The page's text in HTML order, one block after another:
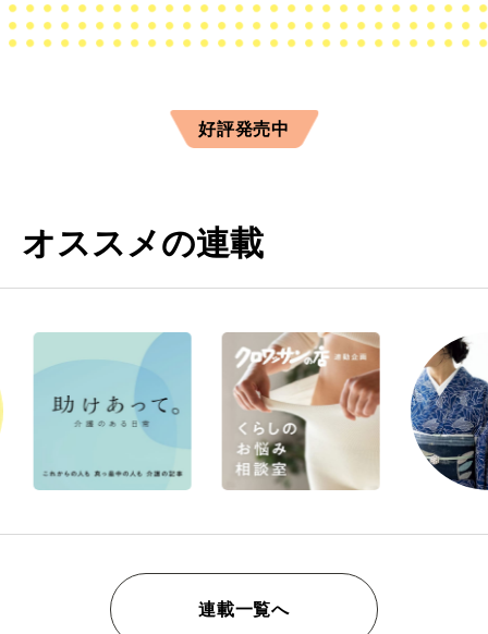
好評発売中
オススメの連載
連載一覧へ